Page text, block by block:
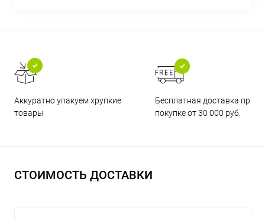
Аккуратно упакуем хрупкие
товары
Бесплатная доставка при
покупке от 30 000 руб.
СТОИМОСТЬ ДОСТАВКИ